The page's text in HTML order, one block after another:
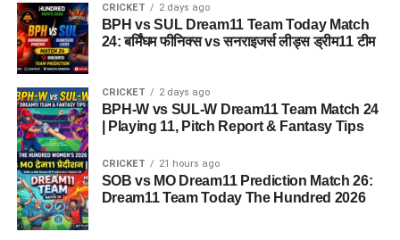
CRICKET 2 days ago
BPH vs SUL Dream11 Team Today Match
24: बर्मिंघम फीनिक्स vs सनराइजर्स लीड्स ड्रीम11 टीम
CRICKET 2 days ago
BPH-W vs SUL-W Dream11 Team Match 24
| Playing 11, Pitch Report & Fantasy Tips
CRICKET 21 hours ago
SOB vs MO Dream11 Prediction Match 26:
Dream11 Team Today The Hundred 2026